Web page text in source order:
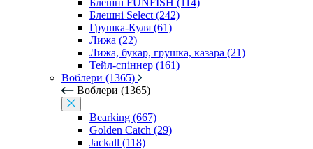
Блешні FUNFISH (114)
Блешні Select (242)
Грушка-Куля (61)
Лижа (22)
Лижа, букар, грушка, казара (21)
Тейл-спіннер (161)
Воблери (1365)
Воблери (1365)
Bearking (667)
Golden Catch (29)
Jackall (118)